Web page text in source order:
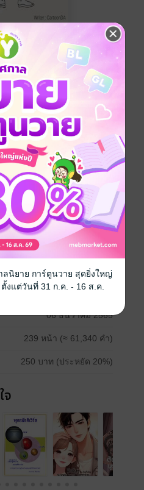
นิยายรัก
ซื้อ 200 บาท
No Rating
ญ ติดตาม แชร์
ยน' เกิดมีปัญหาเรื่องผู้จัดการ
ที่จะเสนอ 'หลี่เจียซิน' มา
อง งานนี้เพื่อนสมัยเด็กอย่าง
pdf, epub
06 ธันวาคม 2565
239 หน้า (≈ 61,340 คำ)
250 บาท (ประหยัด 20%)
จ
ลนิยาย การ์ตูนวาย สุดยิ่งใหญ่
งแต่วันที่ 31 ก.ค. - 16 ส.ค.